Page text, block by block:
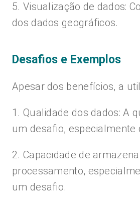
5. Visualização de dados:
dos dados geográficos.
Desafios e Exemplos
Apesar dos benefícios, a
1. Qualidade dos dados: A
um desafio,
2. Capacidade de
processamento,
um desafio.